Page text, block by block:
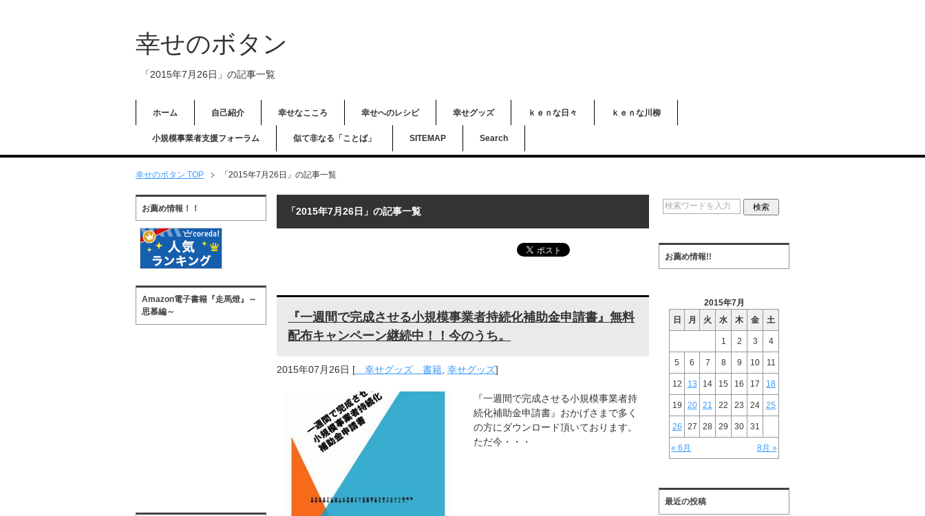
幸せのボタン
「2015年7月26日」の記事一覧
ホーム 自己紹介 幸せなこころ 幸せへのレシピ 幸せグッズ ｋｅｎな日々 ｋｅｎな川柳
小規模事業者支援フォーラム 似て非なる「ことば」 SITEMAP Search
幸せのボタン TOP 「2015年7月26日」の記事一覧
「2015年7月26日」の記事一覧
『一週間で完成させる小規模事業者持続化補助金申請書』無料
配布キャンペーン継続中！！今のうち。
2015年07月26日 [ 幸せグッズ 書籍 ,幸せグッズ]
『一週間で完成させる小規模事業者持
続化補助金申請書』おかげさまで多く
の方にダウンロード頂いております。
ただ今・・・
お薦め情報！！
Amazon電子書籍『走馬燈』～
思慕編～
お薦め情報!!
2015年7月
日
月 火 水 木 金 土
« 6月 8月 »
1 2 3 4
5 6 7 8 9 10 11
12 13 14 15 16 17 18
19 20 21 22 23 24 25
26 27 28 29 30 31
最近の投稿